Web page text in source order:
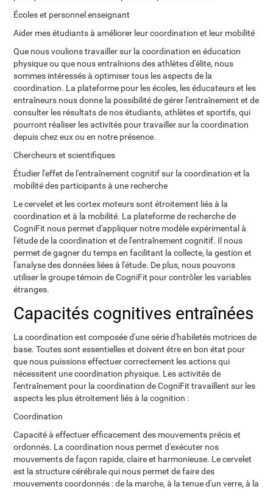
Écoles et personnel enseignant
Aider mes étudiants à améliorer leur coordination et leur mobilité
Que nous voulions travailler sur la coordination en éducation
physique ou que nous entraînions des athlètes d'élite, nous
sommes intéressés à optimiser tous les aspects de la
coordination. La plateforme pour les écoles, les éducateurs et les
entraîneurs nous donne la possibilité de gérer l'entraînement et de
consulter les résultats de nos étudiants, athlètes et sportifs, qui
pourront réaliser les activités pour travailler sur la coordination
depuis chez eux ou en notre présence.
Chercheurs et scientifiques
Étudier l'effet de l'entraînement cognitif sur la coordination et la
mobilité des participants à une recherche
Le cervelet et les cortex moteurs sont étroitement liés à la
coordination et à la mobilité. La plateforme de recherche de
CogniFit nous permet d'appliquer notre modèle expérimental à
l'étude de la coordination et de l'entraînement cognitif. Il nous
permet de gagner du temps en facilitant la collecte, la gestion et
l'analyse des données liées à l'étude. De plus, nous pouvons
utiliser le groupe témoin de CogniFit pour contrôler les variables
étranges.
Capacités cognitives entraînées
La coordination est composée d'une série d'habiletés motrices de
base. Toutes sont essentielles et doivent être en bon état pour
que nous puissions effectuer correctement les actions qui
nécessitent une coordination physique. Les activités de
l'entraînement pour la coordination de CogniFit travaillent sur les
aspects les plus étroitement liés à la cognition :
Coordination
Capacité à effectuer efficacement des mouvements précis et
ordonnés. La coordination nous permet d'exécuter nos
mouvements de façon rapide, claire et harmonieuse. Le cervelet
est la structure cérébrale qui nous permet de faire des
mouvements coordonnés : de la marche, à la tenue d'un verre, à la